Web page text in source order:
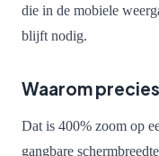
die in de mobiele
blijft nodig.
Waarom
Dat is 400% zoom op
gangbare